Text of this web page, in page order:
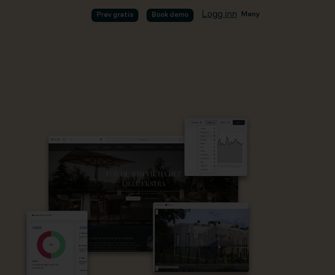
Prøv gratis Book demo Logg inn Meny